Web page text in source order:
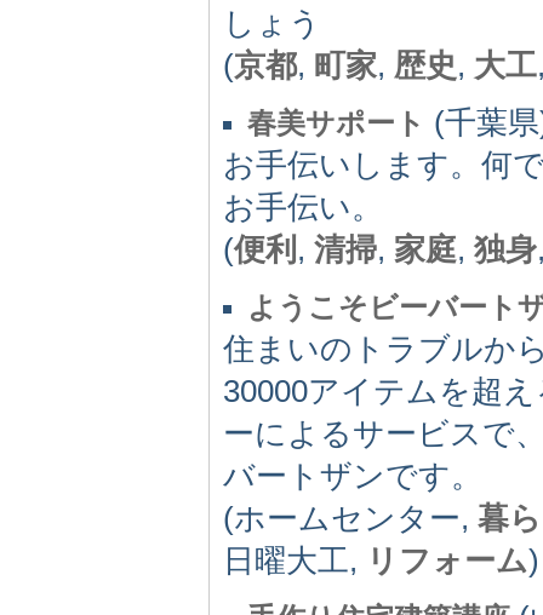
しょう
(京都, 町家, 歴史, 大工
春美サポート (千葉
お手伝いします。何
お手伝い。
(便利 , 清掃, 家庭, 独身
ようこそビーバート
住まいのトラブルか
30000アイテムを超
ーによるサービスで
バートザンです。
(ホームセンター, 暮
日曜大工, リフォーム)